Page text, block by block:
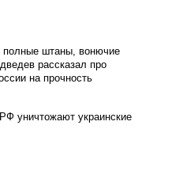
полные штаны, вонючие
рассказал про
на прочность
уничтожают украинские